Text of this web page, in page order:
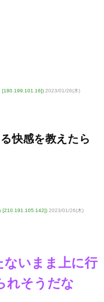
[180.199.101.16]) 2023/01/26(木)
快感を教えたら
[210.191.105.142]) 2023/01/26(木)
ないまま上に行
れそうだな